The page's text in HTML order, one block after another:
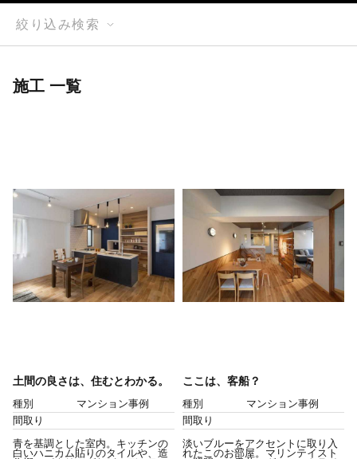
絞り込み検索
施工 一覧
土間の良さは、住むとわかる。
種別
マンション事例
間取り
青を基調とした室内。キッチンの
白いハニカム貼りのタイルや、造
ここは、客船？
種別
マンション事例
間取り
淡いブルーをアクセントに取り入
れたこのお部屋。マリンテイスト